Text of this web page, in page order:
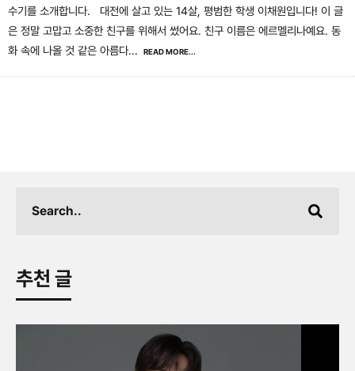
수기를 소개합니다. 대전에 살고 있는 14살, 평범한 학생 이채원입니다! 이 글
은 정말 고맙고 소중한 친구를 위해서 썼어요. 친구 이름은 에르멜리나예요. 동
화 속에 나올 것 같은 아름다... READ MORE...
추천 글